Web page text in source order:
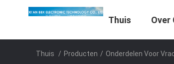
Thuis Over
Thuis / Producten / Onderdelen Voor